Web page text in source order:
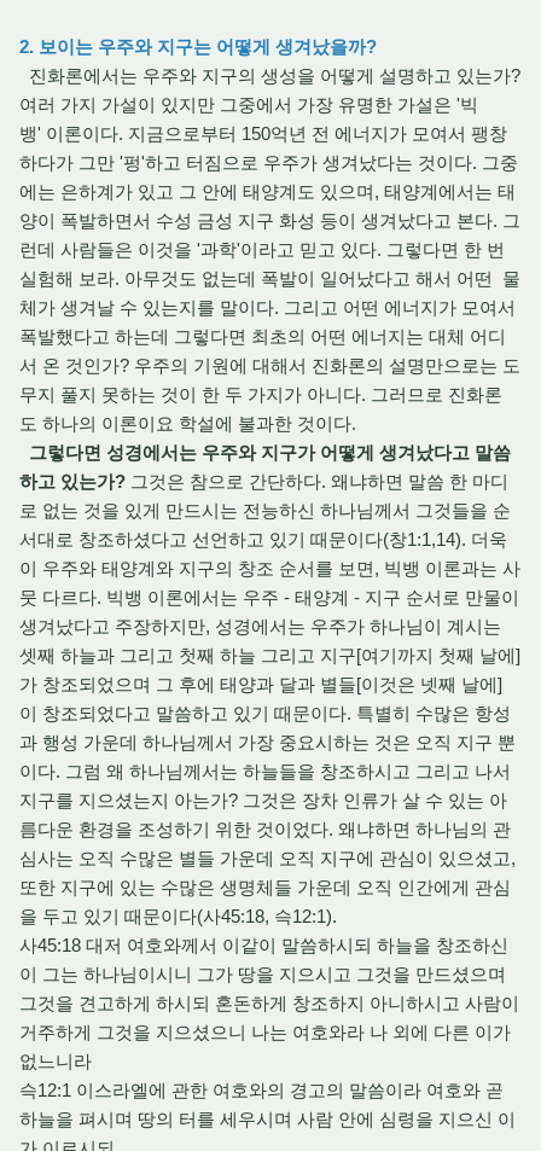
2. 보이는 우주와 지구는 어떻게 생겨났을까?
진화론에서는 우주와 지구의 생성을 어떻게 설명하고 있는가?
여러 가지 가설이 있지만 그중에서 가장 유명한 가설은 '빅
뱅' 이론이다. 지금으로부터 150억년 전 에너지가 모여서 팽창
하다가 그만 '펑'하고 터짐으로 우주가 생겨났다는 것이다. 그중
에는 은하계가 있고 그 안에 태양계도 있으며, 태양계에서는 태
양이 폭발하면서 수성 금성 지구 화성 등이 생겨났다고 본다. 그
런데 사람들은 이것을 '과학'이라고 믿고 있다. 그렇다면 한 번
실험해 보라. 아무것도 없는데 폭발이 일어났다고 해서 어떤 물
체가 생겨날 수 있는지를 말이다. 그리고 어떤 에너지가 모여서
폭발했다고 하는데 그렇다면 최초의 어떤 에너지는 대체 어디
서 온 것인가? 우주의 기원에 대해서 진화론의 설명만으로는 도
무지 풀지 못하는 것이 한 두 가지가 아니다. 그러므로 진화론
도 하나의 이론이요 학설에 불과한 것이다.
그렇다면 성경에서는 우주와 지구가 어떻게 생겨났다고 말씀
하고 있는가? 그것은 참으로 간단하다. 왜냐하면 말씀 한 마디
로 없는 것을 있게 만드시는 전능하신 하나님께서 그것들을 순
서대로 창조하셨다고 선언하고 있기 때문이다(창1:1,14). 더욱
이 우주와 태양계와 지구의 창조 순서를 보면, 빅뱅 이론과는 사
뭇 다르다. 빅뱅 이론에서는 우주 - 태양계 - 지구 순서로 만물이
생겨났다고 주장하지만, 성경에서는 우주가 하나님이 계시는
셋째 하늘과 그리고 첫째 하늘 그리고 지구[여기까지 첫째 날에]
가 창조되었으며 그 후에 태양과 달과 별들[이것은 넷째 날에]
이 창조되었다고 말씀하고 있기 때문이다. 특별히 수많은 항성
과 행성 가운데 하나님께서 가장 중요시하는 것은 오직 지구 뿐
이다. 그럼 왜 하나님께서는 하늘들을 창조하시고 그리고 나서
지구를 지으셨는지 아는가? 그것은 장차 인류가 살 수 있는 아
름다운 환경을 조성하기 위한 것이었다. 왜냐하면 하나님의 관
심사는 오직 수많은 별들 가운데 오직 지구에 관심이 있으셨고,
또한 지구에 있는 수많은 생명체들 가운데 오직 인간에게 관심
을 두고 있기 때문이다(사45:18, 슥12:1).
사45:18 대저 여호와께서 이같이 말씀하시되 하늘을 창조하신
이 그는 하나님이시니 그가 땅을 지으시고 그것을 만드셨으며
그것을 견고하게 하시되 혼돈하게 창조하지 아니하시고 사람이
거주하게 그것을 지으셨으니 나는 여호와라 나 외에 다른 이가
없느니라
슥12:1 이스라엘에 관한 여호와의 경고의 말씀이라 여호와 곧
하늘을 펴시며 땅의 터를 세우시며 사람 안에 심령을 지으신 이